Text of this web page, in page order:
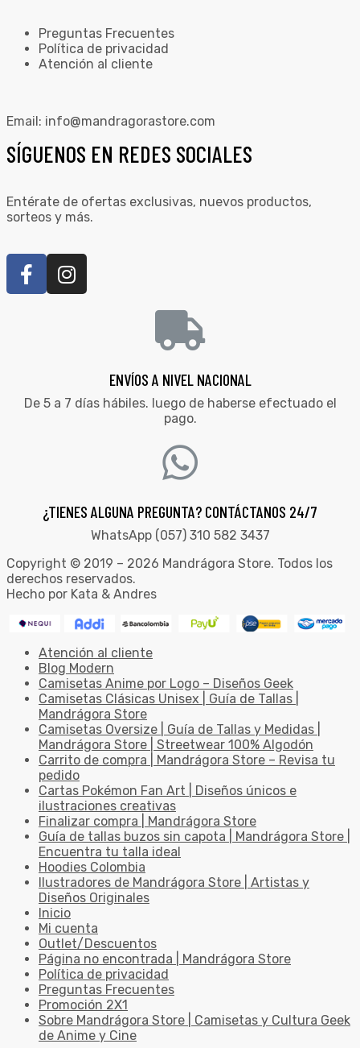
Preguntas Frecuentes
Política de privacidad
Atención al cliente
Email: info@mandragorastore.com
SÍGUENOS EN REDES SOCIALES
Entérate de ofertas exclusivas, nuevos productos,
sorteos y más.
ENVÍOS A NIVEL NACIONAL
De 5 a 7 días hábiles. luego de haberse efectuado el
pago.
¿TIENES ALGUNA PREGUNTA? CONTÁCTANOS 24/7
WhatsApp (057) 310 582 3437
Copyright © 2019 – 2026 Mandrágora Store. Todos los
derechos reservados.
Hecho por Kata & Andres
Atención al cliente
Blog Modern
Camisetas Anime por Logo – Diseños Geek
Camisetas Clásicas Unisex | Guía de Tallas |
Mandrágora Store
Camisetas Oversize | Guía de Tallas y Medidas |
Mandrágora Store | Streetwear 100% Algodón
Carrito de compra | Mandrágora Store – Revisa tu
pedido
Cartas Pokémon Fan Art | Diseños únicos e
ilustraciones creativas
Finalizar compra | Mandrágora Store
Guía de tallas buzos sin capota | Mandrágora Store |
Encuentra tu talla ideal
Hoodies Colombia
Ilustradores de Mandrágora Store | Artistas y
Diseños Originales
Inicio
Mi cuenta
Outlet/Descuentos
Página no encontrada | Mandrágora Store
Política de privacidad
Preguntas Frecuentes
Promoción 2X1
Sobre Mandrágora Store | Camisetas y Cultura Geek
de Anime y Cine